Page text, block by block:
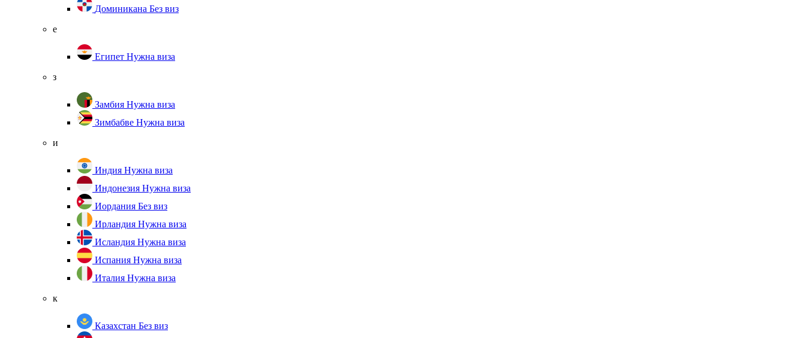
Доминикана Без виз
е
Египет Нужна виза
з
Замбия Нужна виза
Зимбабве Нужна виза
и
Индия Нужна виза
Индонезия Нужна виза
Иордания Без виз
Ирландия Нужна виза
Исландия Нужна виза
Испания Нужна виза
Италия Нужна виза
к
Казахстан Без виз